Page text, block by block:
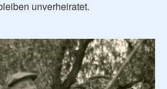
unverheiratet.